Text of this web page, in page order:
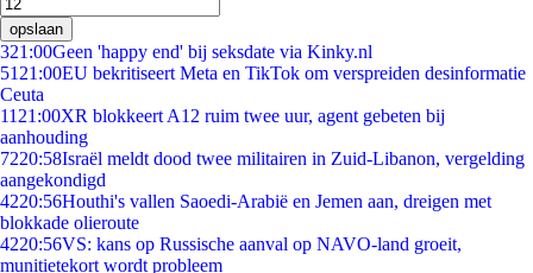
opslaan
321:00Geen 'happy end' bij seksdate via Kinky.nl
51 21:00EU bekritiseert Meta en TikTok om verspreiden desinformatie
Ceuta
11 21:00XR blokkeert A12 ruim twee uur, agent gebeten bij
aanhouding
7220:58Israël meldt dood twee militairen in Zuid-Libanon, vergelding
aangekondigd
4220:56Houthi's vallen Saoedi-Arabië en Jemen aan, dreigen met
blokkade olieroute
4220:56VS: kans op Russische aanval op NAVO-land groeit,
munitietekort wordt probleem